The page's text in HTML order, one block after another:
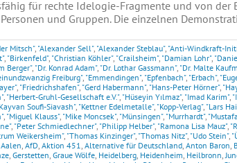
für rechte Idelogie-Fragmente und von
und Gruppen. Die einzelnen
Mitsch", "Alexander Sell", "Alexander Steblau", "Anti-Windkraft-
, "Birkenfeld", "Christian Köhler", "Crailsheim", "Damian Lohr",
Berger", "Dr. Konrad Adam", "Dr. Lothar Gassmann", "Dr. Malte
Freiburg", "Emmendingen", "Epfenbach", "Erbach",
, "Friedrichshafen", "Gerd Habermann", "Hans-Peter Hörner",
, "Herbert-Gruhl-Gesellschaft e.V.", "Hüseyin Yılmaz", "Imad Karim",
Soufi-Siavash", "Kettner Edelmetalle", "Kopp-Verlag", "Lars
, "Miguel Klauss", "Mike Moncsek", "Münsingen", "Murrhardt",
, "Peter Schmiedlechner", "Philipp Helber", "Ramona Lisa Mauz",
Weikersheim", "Thomas Kinzinger", "Thomas Nitz", "Udo Stein",
Aalen, AfD, Aktion 451, Alternative für Deutschland, Anton Baron,
, Gerstetten, Graue Wölfe, Heidelberg, Heidenheim, Heilbronn,